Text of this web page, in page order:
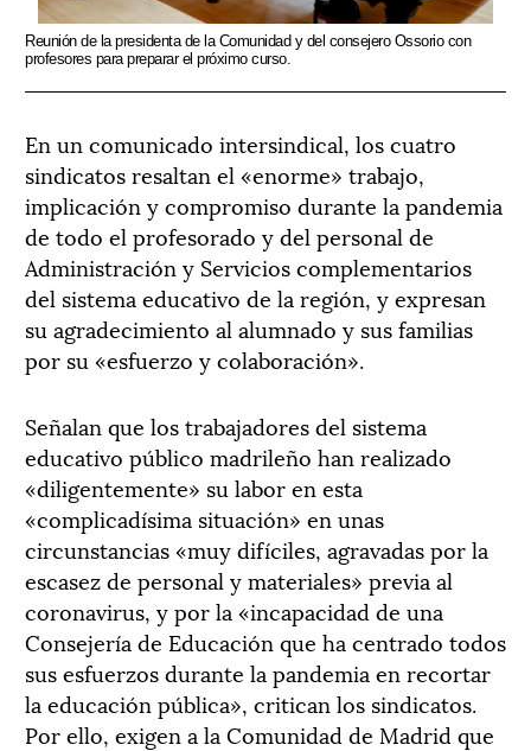
Reunión de la presidenta de la Comunidad y del consejero Ossorio con
profesores para preparar el próximo curso.
En un comunicado intersindical, los cuatro
sindicatos resaltan el «enorme» trabajo,
implicación y compromiso durante la pandemia
de todo el profesorado y del personal de
Administración y Servicios complementarios
del sistema educativo de la región, y expresan
su agradecimiento al alumnado y sus familias
por su «esfuerzo y colaboración».
Señalan que los trabajadores del sistema
educativo público madrileño han realizado
«diligentemente» su labor en esta
«complicadísima situación» en unas
circunstancias «muy difíciles, agravadas por la
escasez de personal y materiales» previa al
coronavirus, y por la «incapacidad de una
Consejería de Educación que ha centrado todos
sus esfuerzos durante la pandemia en recortar
la educación pública», critican los sindicatos.
Por ello, exigen a la Comunidad de Madrid que